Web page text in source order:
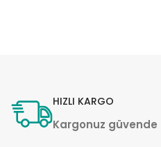
HIZLI KARGO
Kargonuz güvende